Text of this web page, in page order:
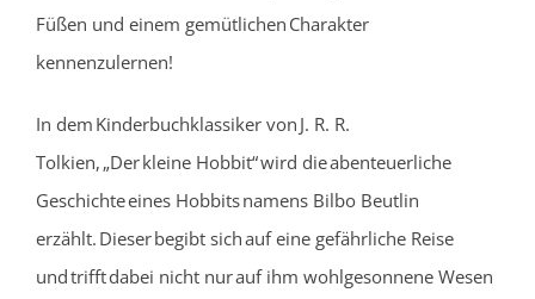
Füßen und einem gemütlichen Charakter
kennenzulernen!
In dem Kinderbuchklassiker von J. R. R.
Tolkien, „Der kleine Hobbit“ wird die abenteuerliche
Geschichte eines Hobbits namens Bilbo Beutlin
erzählt. Dieser begibt sich auf eine gefährliche Reise
und trifft dabei nicht nur auf ihm wohlgesonnene Wesen